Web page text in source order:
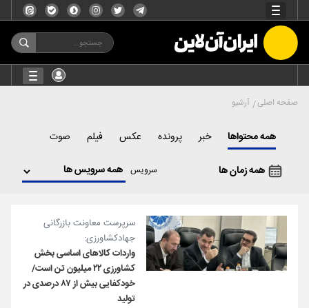
صفحه اصلی آرشیو
همه محتواها خبر پرونده عکس فیلم صوت
همه زمان ها سرویس
سرپرست معاونت بازرگانی
جهادکشاورزی:
واردات کالاهای اساسی بخش
کشاورزی ۲۲ میلیون تن است/
خودکفایی بیش از ۸۷ درصدی در
تولید